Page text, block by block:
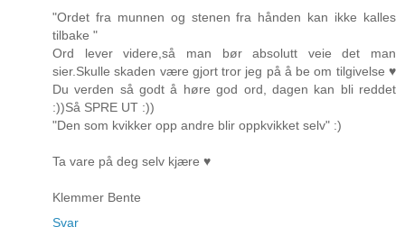
"Ordet fra munnen og stenen fra hånden kan ikke kalles
tilbake "
Ord lever videre,så man bør absolutt veie det man
sier.Skulle skaden være gjort tror jeg på å be om tilgivelse ♥
Du verden så godt å høre god ord, dagen kan bli reddet
:))Så SPRE UT :))
"Den som kvikker opp andre blir oppkvikket selv" :)
Ta vare på deg selv kjære ♥
Klemmer Bente
Svar